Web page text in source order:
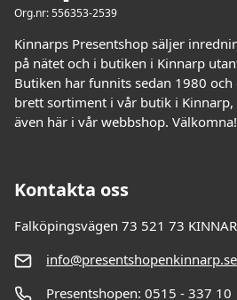
Org.nr: 556353-2539
Kinnarps Presentshop säljer
på nätet och i butiken i Kinnarp
Butiken har funnits sedan 1980
brett sortiment i vår butik i
även här i vår webbshop. Välkomna!
Kontakta oss
Falköpingsvägen 73 521 73
info@presentshopenkinnarp.se
Presentshopen: 0515 - 337 10